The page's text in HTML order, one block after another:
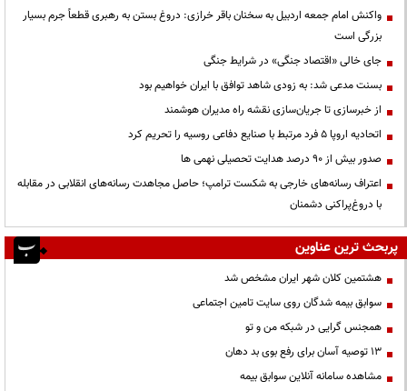
واکنش امام جمعه اردبیل به سخنان باقر خرازی: دروغ بستن به رهبری قطعاً جرم بسیار
بزرگی است
جای خالی «اقتصاد جنگی» در شرایط جنگی
بسنت مدعی شد: به زودی شاهد توافق با ایران خواهیم بود
از خبرسازی تا جریان‌سازی نقشه راه مدیران هوشمند
اتحادیه اروپا ۵ فرد مرتبط با صنایع دفاعی روسیه را تحریم کرد
صدور بیش از ۹۰ درصد هدایت تحصیلی نهمی ها
اعتراف رسانه‌های خارجی به شکست ترامپ؛ حاصل مجاهدت رسانه‌های انقلابی در مقابله
با دروغ‌پراکنی دشمنان
پربحث ترین عناوین
هشتمین کلان شهر ایران مشخص شد
سوابق بیمه شدگان روی سایت تامین اجتماعی
همجنس گرایی در شبکه من و تو
13 توصیه آسان برای رفع بوی بد دهان
مشاهده سامانه آنلاين سوابق بیمه